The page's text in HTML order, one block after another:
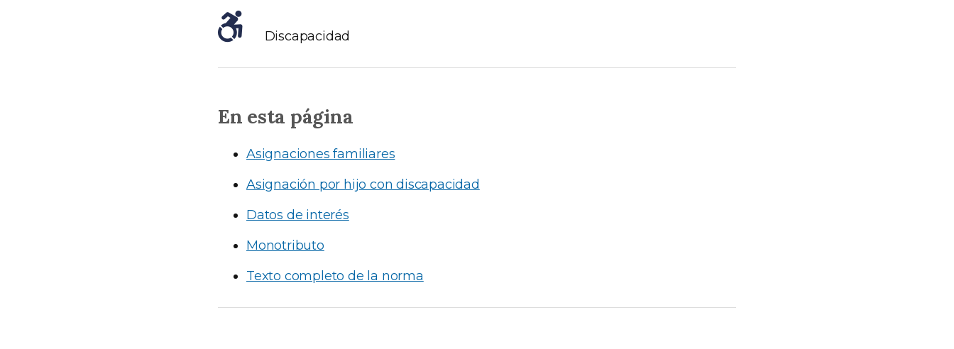
Discapacidad
En esta página
Asignaciones familiares
Asignación por hijo con discapacidad
Datos de interés
Monotributo
Texto completo de la norma